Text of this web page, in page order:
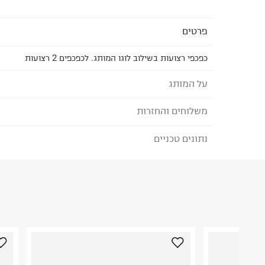
פרטים
כפכפי רצועות בשילוב לוגו המותג. לכפכפים 2 רצועות
על המותג
REEF - ריף
משלוחים והחזרות
לבחירת בשיטת המשלוח המתאימה לכם,
לפני החזרת החבילה, חשוב להדביק את מדבקת
נתונים טכניים
היבואן
איי.אי.איל בע"מ